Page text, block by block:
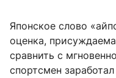
Японское слово
оценка,
сравнить с
спортсмен